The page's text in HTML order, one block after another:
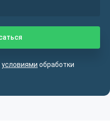
условиями обработки